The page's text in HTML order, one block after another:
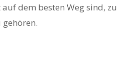
dem besten Weg sind, zu